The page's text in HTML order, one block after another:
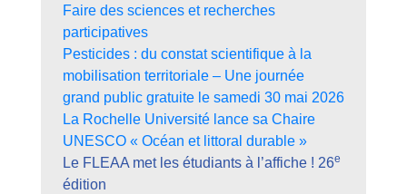
Faire des sciences et recherches
participatives
Pesticides : du constat scientifique à la
mobilisation territoriale – Une journée
grand public gratuite le samedi 30 mai 2026
La Rochelle Université lance sa Chaire
UNESCO « Océan et littoral durable »
Le FLEAA met les étudiants à l’affiche ! 26e
édition